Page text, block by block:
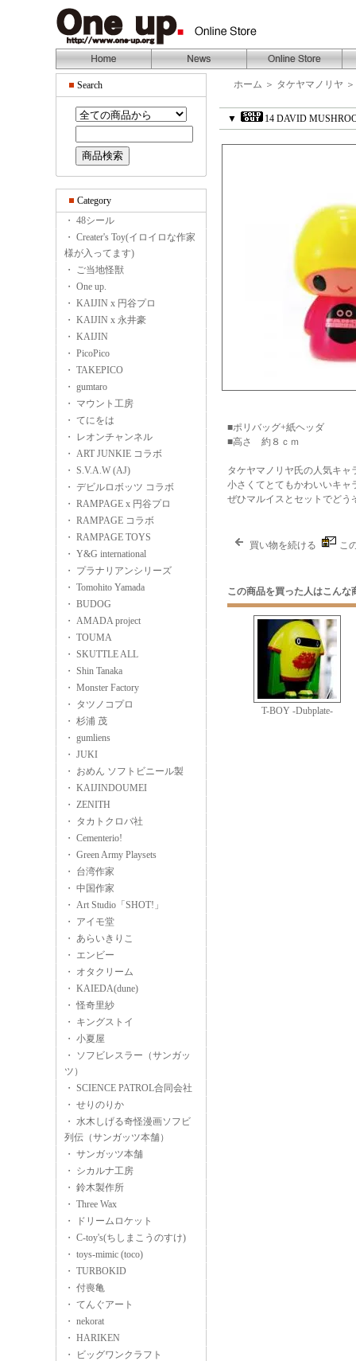
Search
Category
・ 48シール
・ Creater's Toy(イロイロな作家
様が入ってます)
・ ご当地怪獣
・ One up.
・ KAIJIN x 円谷プロ
・ KAIJIN x 永井豪
・ KAIJIN
・ PicoPico
・ TAKEPICO
・ gumtaro
・ マウント工房
・ てにをは
・ レオンチャンネル
・ ART JUNKIE コラボ
・ S.V.A.W (AJ)
・ デビルロボッツ コラボ
・ RAMPAGE x 円谷プロ
・ RAMPAGE コラボ
・ RAMPAGE TOYS
・ Y&G international
・ プラナリアンシリーズ
・ Tomohito Yamada
・ BUDOG
・ AMADA project
・ TOUMA
・ SKUTTLE ALL
・ Shin Tanaka
・ Monster Factory
・ タツノコプロ
・ 杉浦 茂
・ gumliens
・ JUKI
・ おめん ソフトビニール製
・ KAIJINDOUMEI
・ ZENITH
・ タカトクロバ社
・ Cementerio!
・ Green Army Playsets
・ 台湾作家
・ 中国作家
・ Art Studio「SHOT!」
・ アイモ堂
・ あらいきりこ
・ エンビー
・ オタクリーム
・ KAIEDA(dune)
・ 怪奇里紗
・ キングストイ
・ 小夏屋
・ ソフビレスラー（サンガッ
ツ）
・ SCIENCE PATROL合同会社
・ せりのりか
・ 水木しげる奇怪漫画ソフビ
列伝（サンガッツ本舗）
・ サンガッツ本舗
・ シカルナ工房
・ 鈴木製作所
・ Three Wax
・ ドリームロケット
・ C-toy's(ちしまこうのすけ)
・ toys-mimic (toco)
・ TURBOKID
・ 付喪亀
・ てんぐアート
・ nekorat
・ HARIKEN
・ ビッグワンクラフト
ホーム ＞ タケヤマノリヤ
▼ 14 DAVID
■ポリバッグ+紙ヘッダ
■高さ 約８ｃｍ
タケヤマノリヤ氏の人気キャ
小さくてとてもかわいいキャ
ぜひマルイスとセットでどう
買い物を続ける こ
この商品を買った人はこんな
T-BOY -Dubplate-